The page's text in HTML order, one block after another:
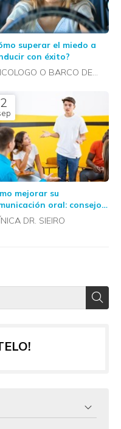
superar el miedo a
con éxito?
O BARCO DE
2
mejorar su
oral: consejos
de nuestro
DR. SIEIRO